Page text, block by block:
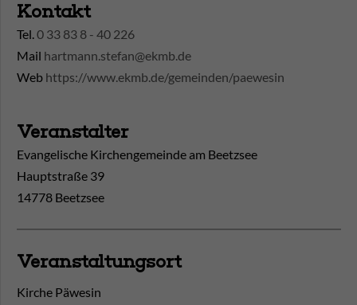
Kontakt
Tel.0 33 83 8 - 40 226
Mail hartmann.stefan@ekmb.de
Web https://www.ekmb.de/gemeinden/paewesin
Veranstalter
Evangelische Kirchengemeinde am Beetzsee
Hauptstraße 39
14778 Beetzsee
Veranstaltungsort
Kirche Päwesin